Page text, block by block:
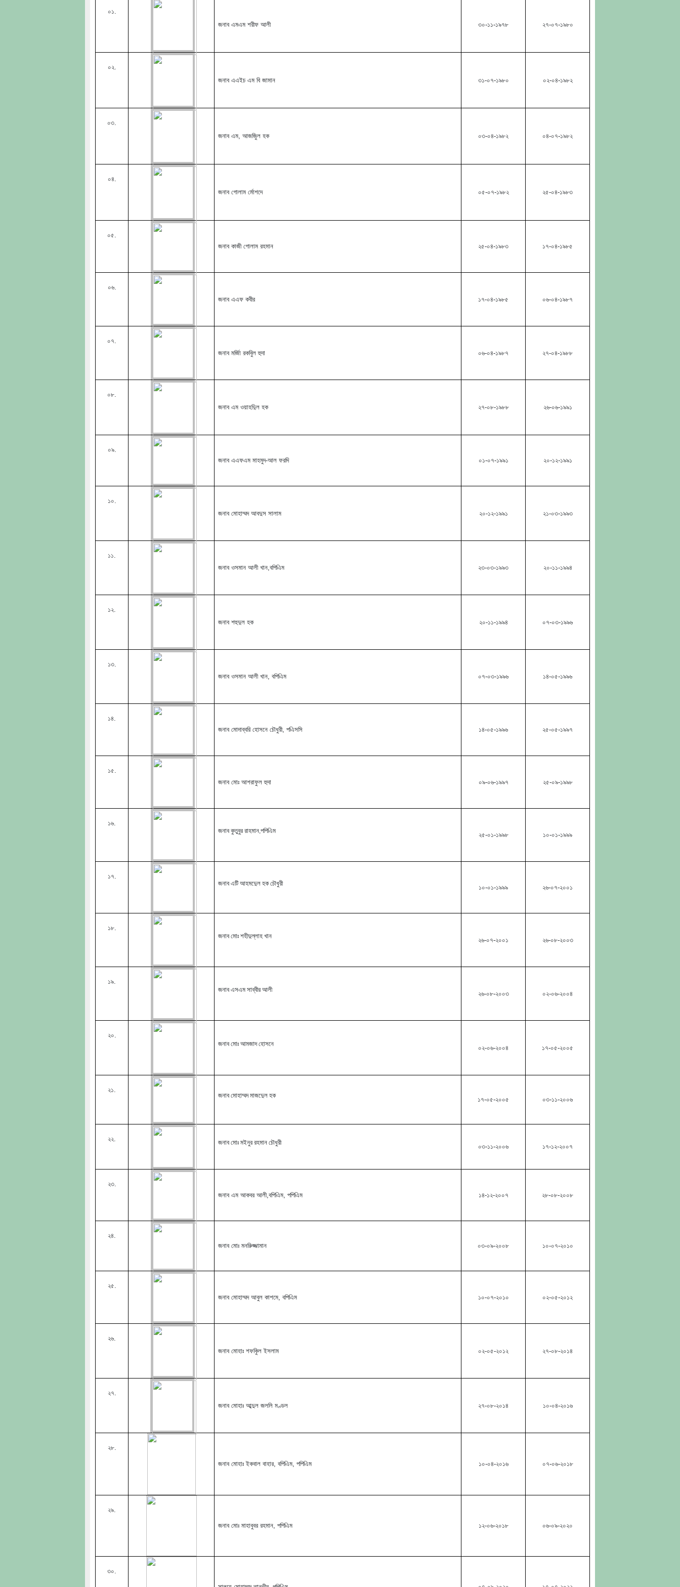
০১.
জনাব এমএম শরীফ আলী
৩০-১১-১৯৭৮ ২৭-০৭-১৯৮০
০২.
জনাব এএইচ এম বি জামান
৩১-০৭-১৯৮০ ০২-০৪-১৯৮২
০৩.
জনাব এম, আজজিুল হক
০৩-০৪-১৯৮২ ০৪-০৭-১৯৮২
০৪.
জনাব গোলাম র্মোশদে
০৫-০৭-১৯৮২ ২৫-০৪-১৯৮৩
০৫.
জনাব কাজী গোলাম রহমান
২৫-০৪-১৯৮৩ ১৭-০৪-১৯৮৫
০৬.
জনাব এএফ কবীর
১৭-০৪-১৯৮৫ ০৬-০৪-১৯৮৭
০৭.
জনাব মর্জিা রকবিুল হুদা
০৬-০৪-১৯৮৭ ২৭-০৪-১৯৮৮
০৮.
জনাব এম ওয়াহদিুল হক
২৭-০৮-১৯৮৮ ২৬-০৬-১৯৯১
০৯.
জনাব এএফএম মাহমুদ-আল ফরদি
০১-০৭-১৯৯১ ২০-১২-১৯৯১
১০.
জনাব মোহাম্মদ আবদুস সালাম
২০-১২-১৯৯১ ২১-০৩-১৯৯৩
১১.
জনাব ওসমান আলী খান,বপিএিম
২৩-০৩-১৯৯৩ ২০-১১-১৯৯৪
১২.
জনাব শহুদুল হক
২০-১১-১৯৯৪ ০৭-০৩-১৯৯৬
১৩.
জনাব ওসমান আলী খান, বপিএিম
০৭-০৩-১৯৯৬ ১৪-০৫-১৯৯৬
১৪.
জনাব মোদাব্বরি হোসনে চৌধুরী, পএিসসি
১৪-০৫-১৯৯৬ ২৫-০৫-১৯৯৭
১৫.
জনাব মোঃ আশরাফুল হুদা
০৯-০৬-১৯৯৭ ২৫-০৯-১৯৯৮
১৬.
জনাব কুতুবুর রাহমান,পপিএিম ২৫-০১-১৯৯৮ ১০-০১-১৯৯৯
১৭.
জনাব এটি আহমদেুল হক চৌধুরী ১০-০১-১৯৯৯ ২৬-০৭-২০০১
১৮.
জনাব মোঃ শহীদুল্লাহ খান ২৬-০৭-২০০১ ২৬-০৮-২০০৩
১৯.
জনাব এসএম সাব্বীর আলী ২৬-০৮-২০০৩ ০২-০৬-২০০৪
২০.
জনাব মোঃ আমজাদ হোসনে ০২-০৬-২০০৪ ১৭-০৫-২০০৫
২১.
জনাব মোহাম্মদ মাজদেুল হক ১৭-০৫-২০০৫ ০৩-১১-২০০৬
২২.
জনাব মোঃ মইনুর রহমান চৌধুরী ০৩-১১-২০০৬ ১৭-১২-২০০৭
২৩.
জনাব এম আকবর আলী,বপিএিম, পপিএিম
১৪-১২-২০০৭ ২৮-০৮-২০০৮
২৪.
জনাব মোঃ মনরিুজ্জামান
০৩-০৯-২০০৮ ১০-০৭-২০১০
২৫.
জনাব মোহাম্মদ আবুল কাশমে, বপিএিম
১০-০৭-২০১০ ০২-০৫-২০১২
২৬.
জনাব মোহাঃ শফকিুল ইসলাম
০২-০৫-২০১২ ২৭-০৮-২০১৪
২৭.
জনাব মোহাঃ আব্দুল জললি মণ্ডল
২৭-০৮-২০১৪ ১০-০৪-২০১৬
২৮.
জনাব মোহাঃ ইকবাল বাহার, বপিএিম, পপিএিম ১০-০৪-২০১৬ ০৭-০৬-২০১৮
২৯.
জনাব মোঃ মাহাবুবর রহমান, পপিএিম ১২-০৬-২০১৮ ০৬-০৯-২০২০
৩০.